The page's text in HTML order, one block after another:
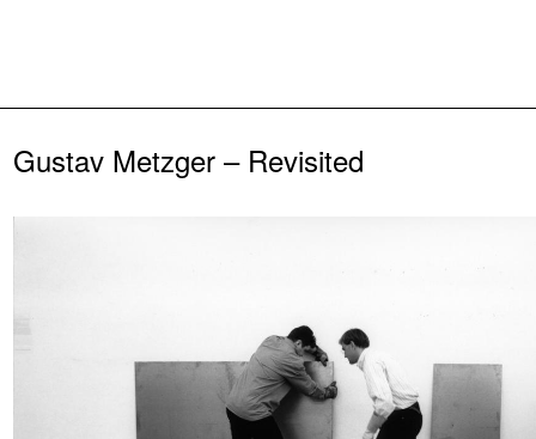
Gustav Metzger – Revisited